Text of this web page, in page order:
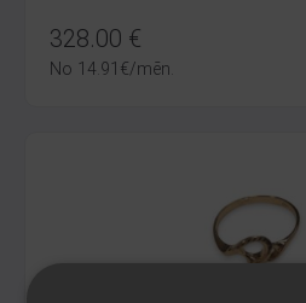
328.00 €
No 14.91 €/mēn.